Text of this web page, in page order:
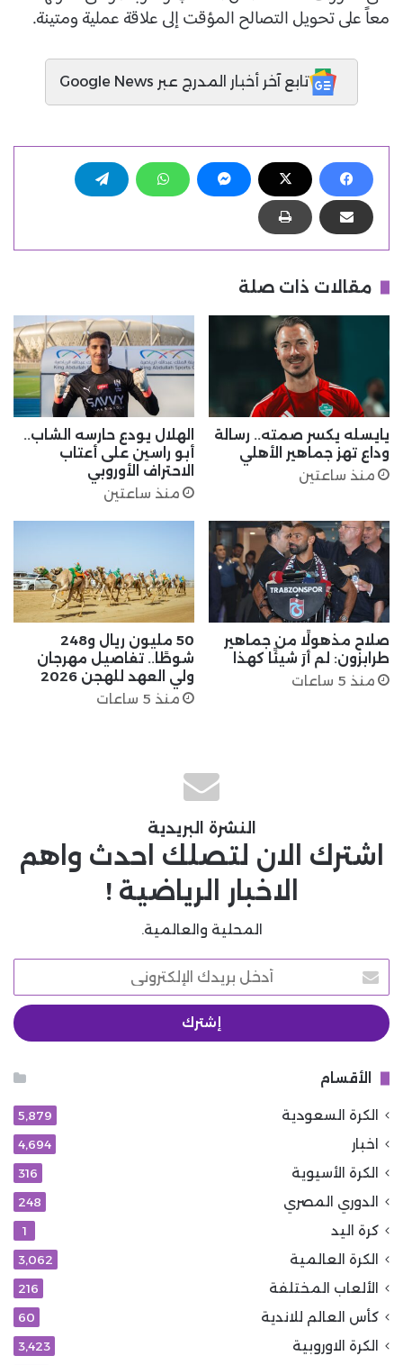
معاً على تحويل التصالح المؤقت إلى علاقة عملية ومتينة.
تابع آخر أخبار المدرج عبر Google News
مقالات ذات صلة
يايسله يكسر صمته.. رسالة
وداع تهز جماهير الأهلي
منذ ساعتين
الهلال يودع حارسه الشاب..
أبو راسين على أعتاب
الاحتراف الأوروبي
منذ ساعتين
صلاح مذهولًا من جماهير
طرابزون: لم أرَ شيئًا كهذا
منذ 5 ساعات
50 مليون ريال و248
شوطًا.. تفاصيل مهرجان
ولي العهد للهجن 2026
منذ 5 ساعات
النشرة البريدية
اشترك الان لتصلك احدث واهم
الاخبار الرياضية !
المحلية والعالمية.
أدخل
بريدك
الإلكتروني
الأقسام
الكرة السعودية 5٬879
اخبار 4٬694
الكرة الأسيوية 316
الدوري المصري 248
كرة اليد 1
الكرة العالمية 3٬062
الألعاب المختلفة 216
كأس العالم للاندية 60
الكرة الاوروبية 3٬423